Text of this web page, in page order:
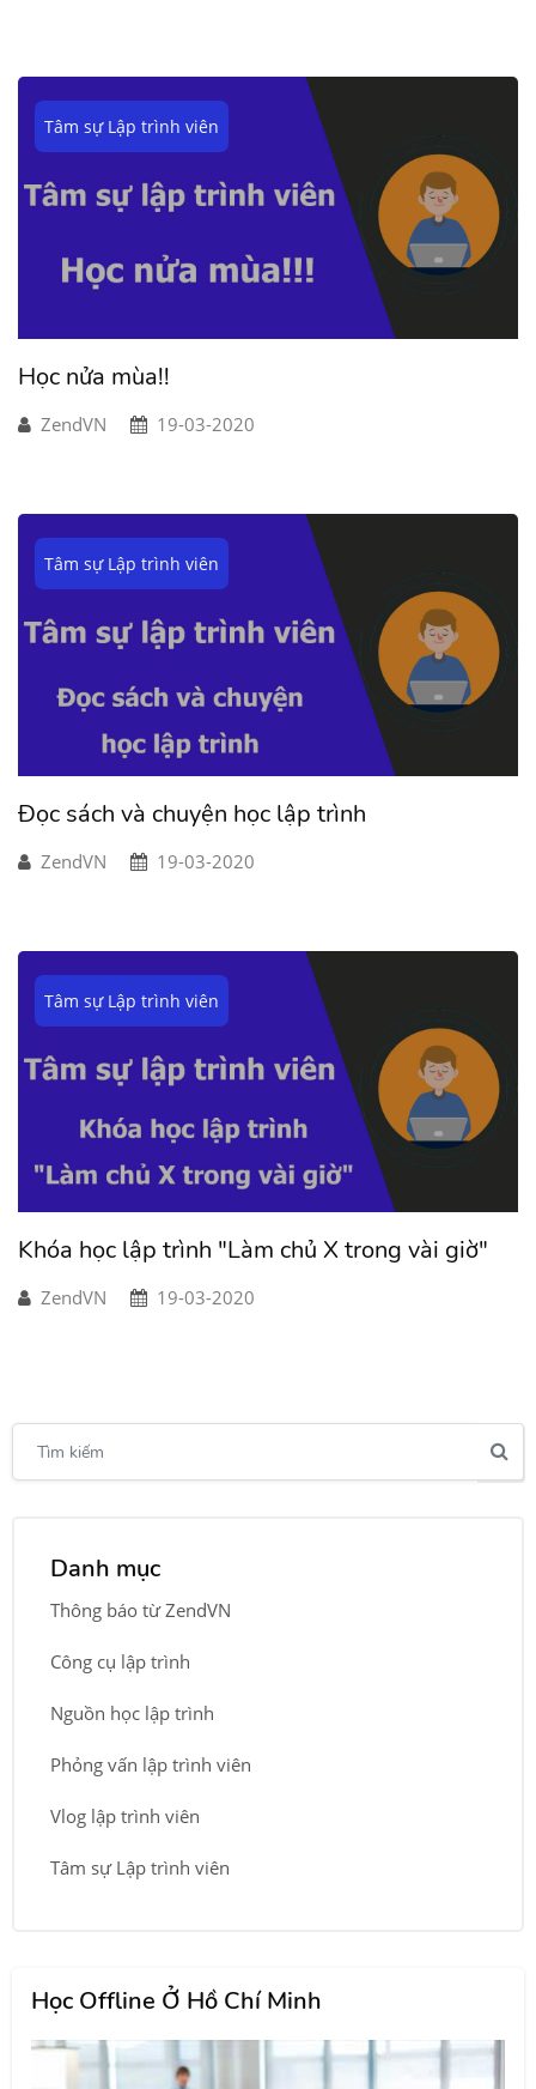
Tâm sự Lập trình viên
Học nửa mùa!!
ZendVN 19-03-2020
Tâm sự Lập trình viên
Đọc sách và chuyện học lập trình
ZendVN 19-03-2020
Tâm sự Lập trình viên
Khóa học lập trình "Làm chủ X trong vài giờ"
ZendVN 19-03-2020
Danh mục
Thông báo từ ZendVN
Công cụ lập trình
Nguồn học lập trình
Phỏng vấn lập trình viên
Vlog lập trình viên
Tâm sự Lập trình viên
Học Offline Ở Hồ Chí Minh